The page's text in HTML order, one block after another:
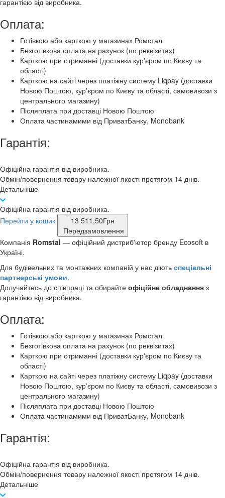
Оплата:
Готівкою або карткою у магазинах Ромстал
Безготівкова оплата на рахунок (по реквізитах)
Карткою при отриманні (доставки курʼєром по Києву та
області)
Карткою на сайті через платіжну систему Liqpay (доставки
Новою Поштою, курʼєром по Києву та області, самовивози з
центрального магазину)
Післяплата при доставці Новою Поштою
Оплата частинамими від ПриватБанку, Monobank
Гарантія:
Офіційна гарантія від виробника.
Обмін/повернення товару належної якості протягом 14 днів.
Детальніше
Офіційна гарантія від виробника.
Перейти у кошик
13 511,50Грн
Передзамовлення
Компанія Romstal — офіційний дистриб'ютор бренду Ecosoft в
Україні.
Для будівельних та монтажних компаній у нас діють спеціальні
партнерські умови.
Долучайтесь до співпраці та обирайте офіційне обладнання з
гарантією від виробника.
Оплата:
Готівкою або карткою у магазинах Ромстал
Безготівкова оплата на рахунок (по реквізитах)
Карткою при отриманні (доставки курʼєром по Києву та
області)
Карткою на сайті через платіжну систему Liqpay (доставки
Новою Поштою, курʼєром по Києву та області, самовивози з
центрального магазину)
Післяплата при доставці Новою Поштою
Оплата частинамими від ПриватБанку, Monobank
Гарантія:
Офіційна гарантія від виробника.
Обмін/повернення товару належної якості протягом 14 днів.
Детальніше